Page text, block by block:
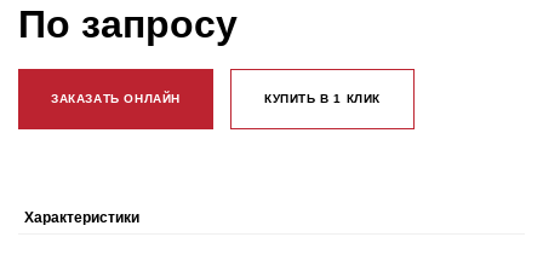
По запросу
ЗАКАЗАТЬ ОНЛАЙН КУПИТЬ В 1 КЛИК
Характеристики